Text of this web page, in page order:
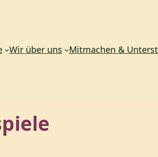
Wir über uns Mitmachen &